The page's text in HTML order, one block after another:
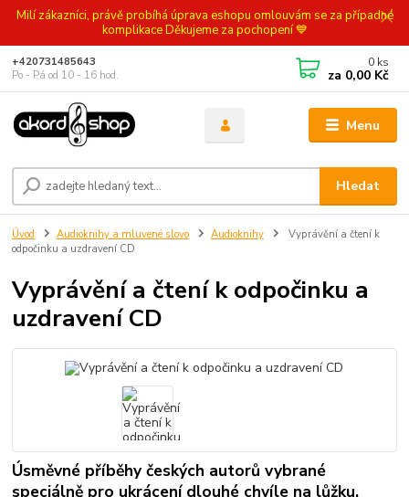
Milí zákazníci, právě probíhá úprava eshopu omlouvám se za případné
komplikace Děkujeme za pochopení 💙
Menu
Hledat
+420731485643
Po - Pá od 10 - 16 hod.
0 ks
za 0,00 Kč
Úvod Audioknihy a mluvené slovo Audioknihy
Vyprávění a čtení k
odpočinku a uzdravení CD
Vyprávění a čtení k odpočinku a
uzdravení CD
Úsměvné příběhy českých autorů vybrané
speciálně pro ukrácení dlouhé chvíle na lůžku.